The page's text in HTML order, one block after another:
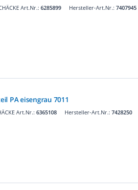
Art.Nr.: 6285899 Hersteller-Art.Nr.: 7407945
PA eisengrau 7011
Art.Nr.: 6365108 Hersteller-Art.Nr.: 7428250